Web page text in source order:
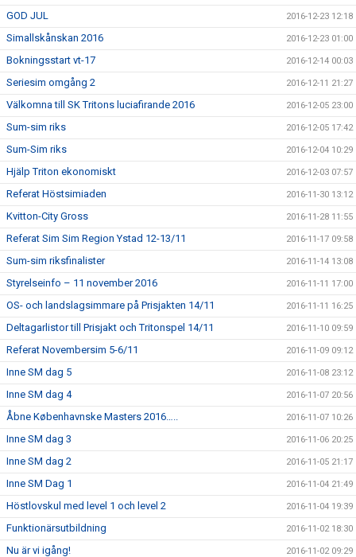
GOD JUL 2016-12-23 12:18
Simallskånskan 2016 2016-12-23 01:00
Bokningsstart vt-17 2016-12-14 00:03
Seriesim omgång 2 2016-12-11 21:27
Välkomna till SK Tritons luciafirande 2016 2016-12-05 23:00
Sum-sim riks 2016-12-05 17:42
Sum-Sim riks 2016-12-04 10:29
Hjälp Triton ekonomiskt 2016-12-03 07:57
Referat Höstsimiaden 2016-11-30 13:12
Kvitton-City Gross 2016-11-28 11:55
Referat Sim Sim Region Ystad 12-13/11 2016-11-17 09:58
Sum-sim riksfinalister 2016-11-14 13:08
Styrelseinfo – 11 november 2016 2016-11-11 17:00
OS- och landslagsimmare på Prisjakten 14/11 2016-11-11 16:25
Deltagarlistor till Prisjakt och Tritonspel 14/11 2016-11-10 09:59
Referat Novembersim 5-6/11 2016-11-09 09:12
Inne SM dag 5 2016-11-08 23:12
Inne SM dag 4 2016-11-07 20:56
Åbne Københavnske Masters 2016….. 2016-11-07 10:26
Inne SM dag 3 2016-11-06 20:25
Inne SM dag 2 2016-11-05 21:17
Inne SM Dag 1 2016-11-04 21:49
Höstlovskul med level 1 och level 2 2016-11-04 19:39
Funktionärsutbildning 2016-11-02 18:30
Nu är vi igång! 2016-11-02 09:29